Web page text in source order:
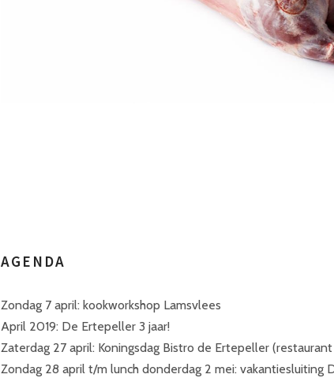
AGENDA
Zondag 7 april: kookworkshop Lamsvlees
April 2019: De Ertepeller 3 jaar!
Zaterdag 27 april: Koningsdag Bistro de Ertepeller
Zondag 28 april t/m lunch donderdag 2 mei: vakantiesluiting